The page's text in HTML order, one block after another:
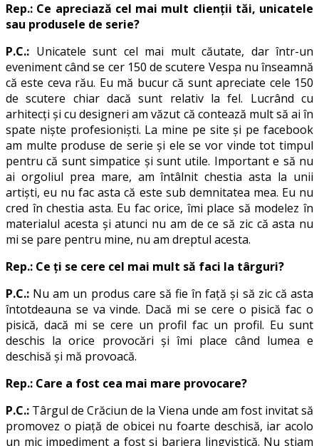
Rep.: Ce apreciază cel mai mult clienții tăi, unicatele
sau produsele de serie?
P.C.: Unicatele sunt cel mai mult căutate, dar într-un
eveniment când se cer 150 de scutere Vespa nu înseamnă
că este ceva rău. Eu mă bucur că sunt apreciate cele 150
de scutere chiar dacă sunt relativ la fel. Lucrând cu
arhitecți și cu designeri am văzut că contează mult să ai în
spate niște profesioniști. La mine pe site și pe facebook
am multe produse de serie și ele se vor vinde tot timpul
pentru că sunt simpatice și sunt utile. Important e să nu
ai orgoliul prea mare, am întâlnit chestia asta la unii
artiști, eu nu fac asta că este sub demnitatea mea. Eu nu
cred în chestia asta. Eu fac orice, îmi place să modelez în
materialul acesta și atunci nu am de ce să zic că asta nu
mi se pare pentru mine, nu am dreptul acesta.
Rep.: Ce ți se cere cel mai mult să faci la târguri?
P.C.: Nu am un produs care să fie în față și să zic că asta
întotdeauna se va vinde. Dacă mi se cere o pisică fac o
pisică, dacă mi se cere un profil fac un profil. Eu sunt
deschis la orice provocări și îmi place când lumea e
deschisă și mă provoacă.
Rep.: Care a fost cea mai mare provocare?
P.C.: Târgul de Crăciun de la Viena unde am fost invitat să
promovez o piață de obicei nu foarte deschisă, iar acolo
un mic impediment a fost si bariera lingvistică. Nu știam